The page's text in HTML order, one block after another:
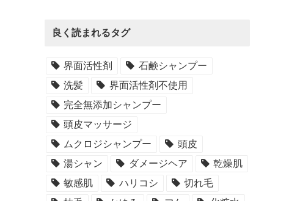
良く読まれるタグ
界面活性剤
石鹸シャンプー
洗髪
界面活性剤不使用
完全無添加シャンプー
頭皮マッサージ
ムクロジシャンプー
頭皮
湯シャン
ダメージヘア
乾燥肌
敏感肌
ハリコシ
切れ毛